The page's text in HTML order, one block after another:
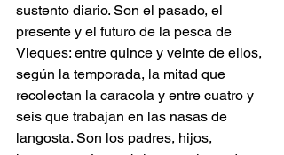
sustento diario. Son el pasado, el
presente y el futuro de la pesca de
Vieques: entre quince y veinte de ellos,
según la temporada, la mitad que
recolectan la caracola y entre cuatro y
seis que trabajan en las nasas de
langosta. Son los padres, hijos,